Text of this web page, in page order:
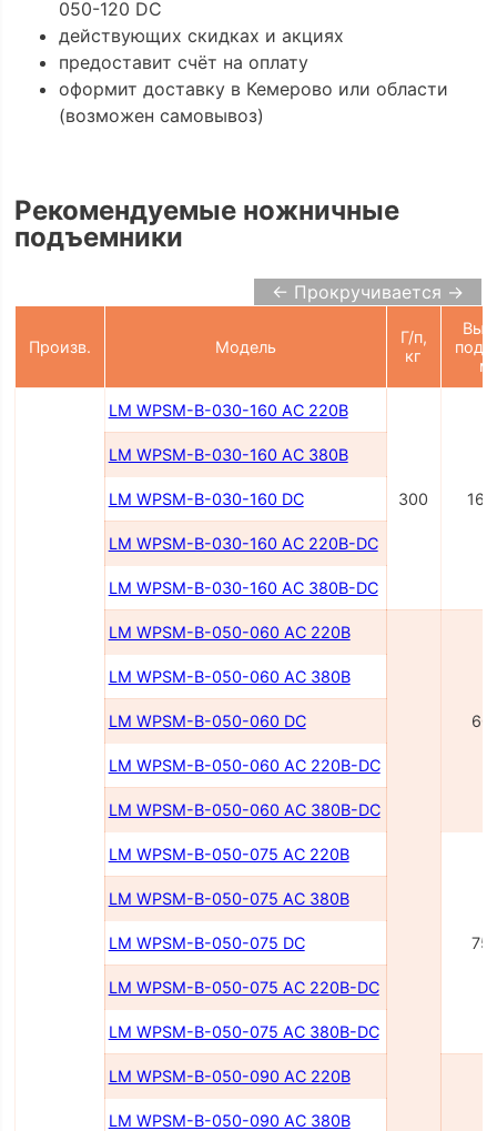
050-120 DC
действующих скидках и акциях
предоставит счёт на оплату
оформит доставку в Кемерово или области
(возможен самовывоз)
Рекомендуемые ножничные
подъемники
← Прокручивается →
Произв. Модель
Г/п,
кг
LM WPSM-B-030-160 AC 220В
300
LM WPSM-B-030-160 AC 380В
LM WPSM-B-030-160 DC
LM WPSM-B-030-160 AC 220B-DC
LM WPSM-B-030-160 AC 380B-DC
LM WPSM-B-050-060 AC 220B
LM WPSM-B-050-060 AC 380B
LM WPSM-B-050-060 DC
LM WPSM-B-050-060 AC 220В-DC
LM WPSM-B-050-060 AC 380В-DC
LM WPSM-B-050-075 AC 220В
LM WPSM-B-050-075 AC 380В
LM WPSM-B-050-075 DC
LM WPSM-B-050-075 AC 220В-DC
LM WPSM-B-050-075 AC 380В-DC
LM WPSM-B-050-090 AC 220В
LM WPSM-B-050-090 AC 380В